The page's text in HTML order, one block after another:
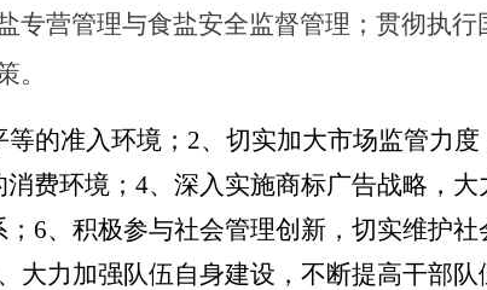
专营管理与食盐安全监督管理；贯彻执行
。
的准入环境； 2、切实加大市场监管力度
费环境；4、深入实施商标广告战略，大
6、积极参与社会管理创新，切实维护社
大力加强队伍自身建设，不断提高干部队